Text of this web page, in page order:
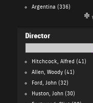
Argentina (336)
Director
Hitchcock, Alfred (41)
Allen, Woody(41)
Ford, John(32)
Huston, John(30)